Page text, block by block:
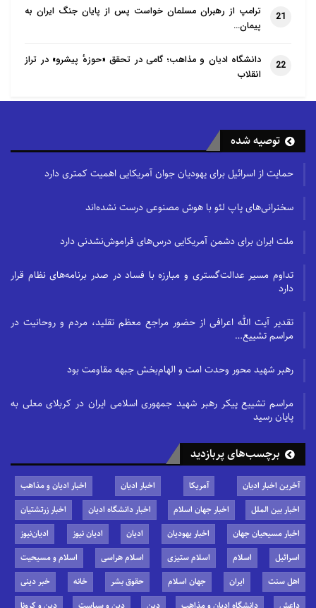
21
ترامپ از رهبران مسلمان خواست پس از پایان جنگ ایران به
پیمان…
22
دانشگاه ادیان و مذاهب؛ گامی در تحقق «حوزهٔ پیشرو» در تراز
انقلاب
توصیه شده
حمایت از اسرائیل برای یهودیان جوان آمریکایی اهمیت کمتری دارد
سخنرانی‌های پاپ لئو با هوش مصنوعی درست نشده‌اند
ملت ایران برای دشمن آمریکایی درس‌های فراموش‌نشدنی دارد
تداوم مسیر عدالت‌گستری و مبارزه با فساد در صدر برنامه‌های نظام قرار
دارد
تقدیر آیت الله اعرافی از حضور مراجع معظم تقلید، مردم و روحانیت در
مراسم تشییع…
رهبر شهید محور وحدت امت و الهام‌بخش جبهه مقاومت بود
مراسم تشییع پیکر رهبر شهید جمهوری اسلامی ایران در کربلای معلی به
پایان رسید
برچسب‌های پربازدید
آخرین اخبار ادیان آمریکا اخبار ادیان
اخبار ادیان و مذاهب
اخبار بین الملل
اخبار جهان اسلام اخبار دانشگاه ادیان
اخبار زرتشتیان
اخبار مسیحیان جهان
اخبار یهودیان ادیان ادیان نیوز
ادیان‌نیوز
اسرائیل
اسلام اسلام ستیزی اسلام هراسی
اسلام و مسیحیت
اهل سنت
ایران جهان اسلام حقوق بشر خانه
خبر دینی